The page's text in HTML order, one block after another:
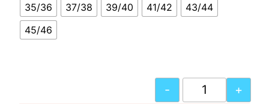
35/36 37/38 39/40 41/42
43/44
45/46
- +